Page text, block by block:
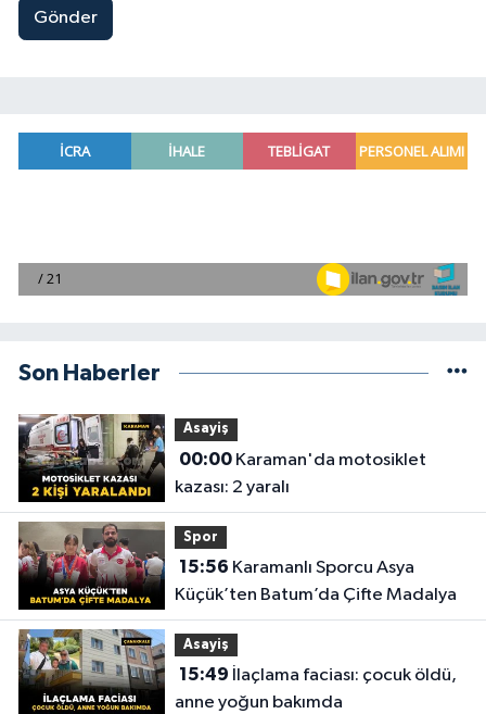
Gönder
Son Haberler
Asayiş
00:00Karaman'da motosiklet
kazası: 2 yaralı
Spor
15:56
Küçük’ten Batum’da Çifte Madalya
Asayiş
15:49
anne yoğun bakımda